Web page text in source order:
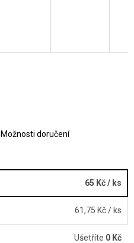
Možnosti doručení
65 Kč/ ks
61,75 Kč/ ks
Ušetříte 0 Kč